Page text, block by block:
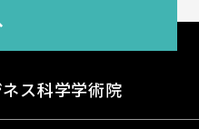
ス科学学術院